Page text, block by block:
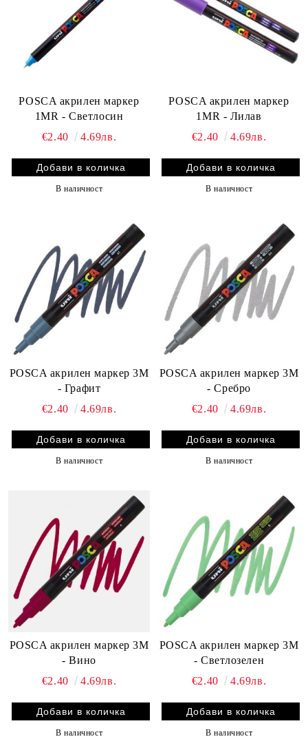
POSCA акрилен маркер
1MR - Светлосин
€2.40
4.69лв.
В наличност
POSCA акрилен маркер
1MR - Лилав
€2.40
4.69лв.
В наличност
POSCA акрилен маркер 3M
- Графит
€2.40
4.69лв.
В наличност
POSCA акрилен маркер 3M
- Сребро
€2.40
4.69лв.
В наличност
POSCA акрилен маркер 3M
- Вино
€2.40
4.69лв.
В наличност
POSCA акрилен маркер 3M
- Светлозелен
€2.40
4.69лв.
В наличност